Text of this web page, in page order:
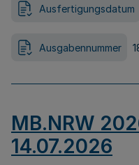
Ausfertigungsdatum
Ausgabennummer
MB.NRW
14.07.2026